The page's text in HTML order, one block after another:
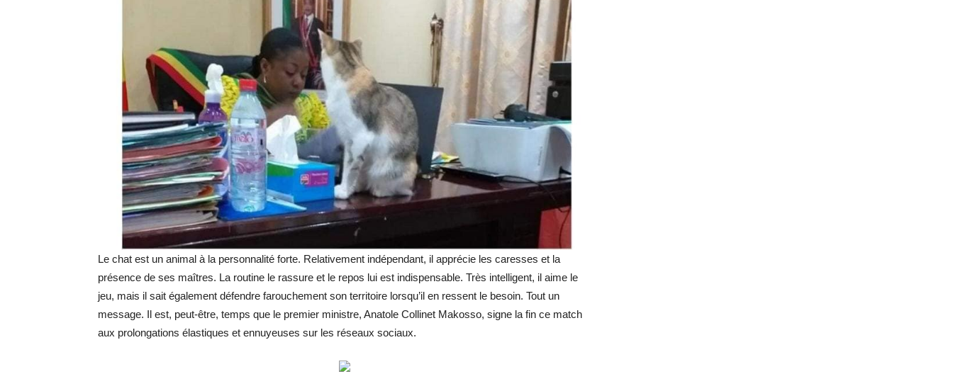
Le chat est un animal à la personnalité forte. Relativement indépendant, il apprécie les caresses et la
présence de ses maîtres. La routine le rassure et le repos lui est indispensable. Très intelligent, il aime le
jeu, mais il sait également défendre farouchement son territoire lorsqu’il en ressent le besoin. Tout un
message. Il est, peut-être, temps que le premier ministre, Anatole Collinet Makosso, signe la fin ce match
aux prolongations élastiques et ennuyeuses sur les réseaux sociaux.